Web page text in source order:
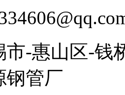
市-惠山区-钱
钢管厂